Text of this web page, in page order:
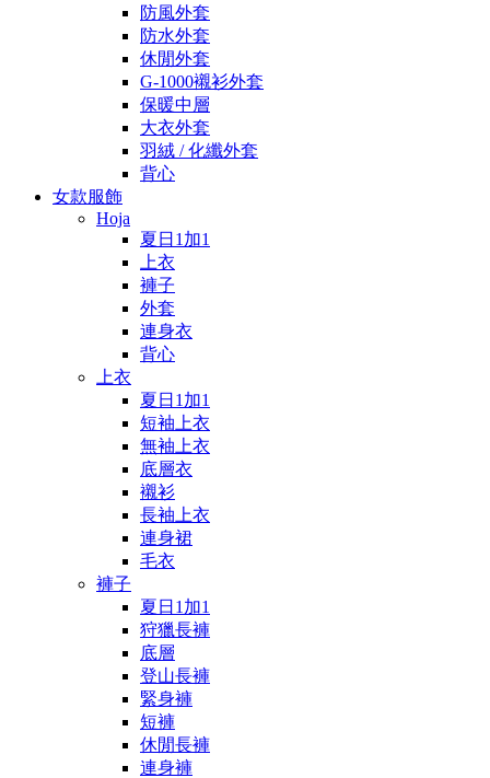
防風外套
防水外套
休閒外套
G-1000襯衫外套
保暖中層
大衣外套
羽絨 / 化纖外套
背心
女款服飾
Hoja
夏日1加1
上衣
褲子
外套
連身衣
背心
上衣
夏日1加1
短袖上衣
無袖上衣
底層衣
襯衫
長袖上衣
連身裙
毛衣
褲子
夏日1加1
狩獵長褲
底層
登山長褲
緊身褲
短褲
休閒長褲
連身褲